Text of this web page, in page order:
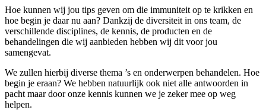
Hoe kunnen wij jou tips geven om die immuniteit op te krikken en
hoe begin je daar nu aan? Dankzij de diversiteit in ons team, de
verschillende disciplines, de kennis, de producten en de
behandelingen die wij aanbieden hebben wij dit voor jou
samengevat.
We zullen hierbij diverse thema ’s en onderwerpen behandelen. Hoe
begin je eraan? We hebben natuurlijk ook niet alle antwoorden in
pacht maar door onze kennis kunnen we je zeker mee op weg
helpen.